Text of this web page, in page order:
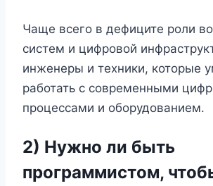
Чаще всего в дефиците роли
систем и цифровой
инженеры и техники, которые
работать с современными
процессами и оборудованием.
2) Нужно ли быть
программистом,